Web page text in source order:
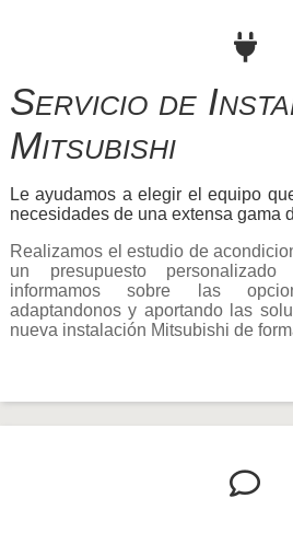
Servicio de
Mitsubishi
Le ayudamos a elegir el equipo
necesidades de una extensa gama
Realizamos el estudio de
un presupuesto personalizado
informamos sobre las
adaptandonos y aportando las
nueva instalación Mitsubishi de